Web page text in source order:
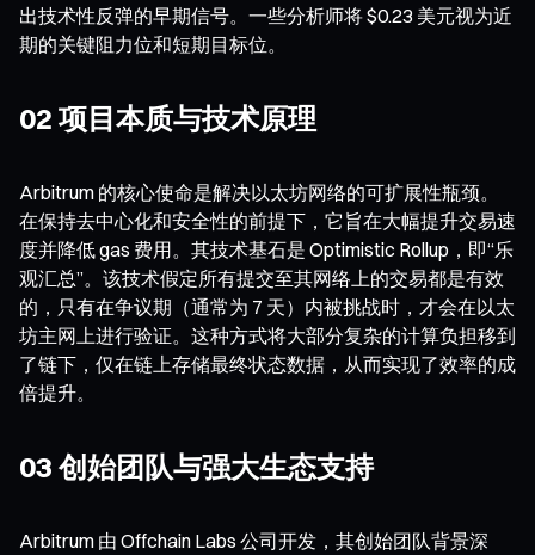
出技术性反弹的早期信号。一些分析师将 $0.23 美元视为近
期的关键阻力位和短期目标位。
02 项目本质与技术原理
Arbitrum 的核心使命是解决以太坊网络的可扩展性瓶颈。
在保持去中心化和安全性的前提下，它旨在大幅提升交易速
度并降低 gas 费用。其技术基石是 Optimistic Rollup，即“乐
观汇总”。该技术假定所有提交至其网络上的交易都是有效
的，只有在争议期（通常为 7 天）内被挑战时，才会在以太
坊主网上进行验证。这种方式将大部分复杂的计算负担移到
了链下，仅在链上存储最终状态数据，从而实现了效率的成
倍提升。
03 创始团队与强大生态支持
Arbitrum 由 Offchain Labs 公司开发，其创始团队背景深